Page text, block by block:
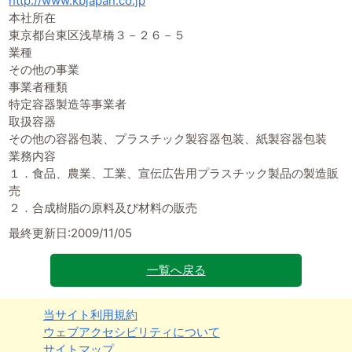
本社所在
東京都台東区浅草橋３－２６－５
業種
その他の事業
事業者種類
特定容器製造等事業者
取扱容器
その他の容器包装、プラスチック製容器包装、紙製容器包装
業務内容
１．食品、農業、工業、宣伝広告用プラスチック製品の製造販
売
２．合成樹脂の原料及び材料の販売
最終更新日:2009/11/05
一覧へ戻る
当サイト利用規約
ウェブアクセシビリティについて